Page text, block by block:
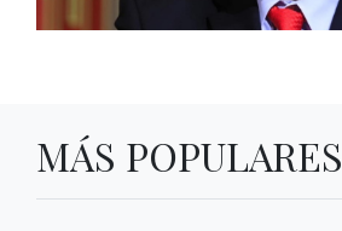
MÁS POPULARES